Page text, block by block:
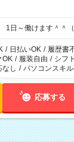
日～働けます＾＾（
/ 日払いOK / 履歴書
OK / 服装自由 / シフ
なし / パソコンスキ
応募する